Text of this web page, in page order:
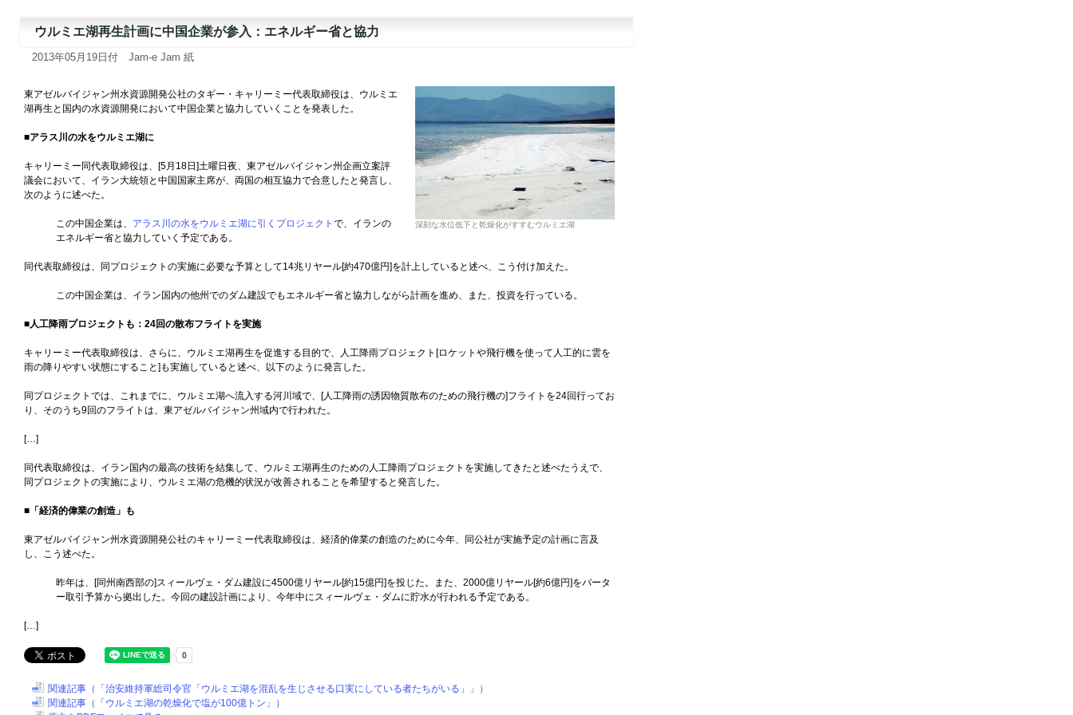
ウルミエ湖再生計画に中国企業が参入：エネルギー省と協力
2013年05月19日付 Jam-e Jam 紙
深刻な水位低下と乾燥化がすすむウルミエ湖
東アゼルバイジャン州水資源開発公社のタギー・キャリーミー代表取締役は、ウルミエ
湖再生と国内の水資源開発において中国企業と協力していくことを発表した。
■アラス川の水をウルミエ湖に
キャリーミー同代表取締役は、[5月18日]土曜日夜、東アゼルバイジャン州企画立案評
議会において、イラン大統領と中国国家主席が、両国の相互協力で合意したと発言し、
次のように述べた。
この中国企業は、 アラス川の水をウルミエ湖に引くプロジェクト で、イランの
エネルギー省と協力していく予定である。
同代表取締役は、同プロジェクトの実施に必要な予算として14兆リヤール[約470億円]を計上していると述べ、こう付け加えた。
この中国企業は、イラン国内の他州でのダム建設でもエネルギー省と協力しながら計画を進め、また、投資を行っている。
■人工降雨プロジェクトも：24回の散布フライトを実施
キャリーミー代表取締役は、さらに、ウルミエ湖再生を促進する目的で、人工降雨プロジェクト[ロケットや飛行機を使って人工的に雲を
雨の降りやすい状態にすること]も実施していると述べ、以下のように発言した。
同プロジェクトでは、これまでに、ウルミエ湖へ流入する河川域で、[人工降雨の誘因物質散布のための飛行機の]フライトを24回行ってお
り、そのうち9回のフライトは、東アゼルバイジャン州域内で行われた。
[…]
同代表取締役は、イラン国内の最高の技術を結集して、ウルミエ湖再生のための人工降雨プロジェクトを実施してきたと述べたうえで、
同プロジェクトの実施により、ウルミエ湖の危機的状況が改善されることを希望すると発言した。
■「経済的偉業の創造」も
東アゼルバイジャン州水資源開発公社のキャリーミー代表取締役は、経済的偉業の創造のために今年、同公社が実施予定の計画に言及
し、こう述べた。
昨年は、[同州南西部の]スィールヴェ・ダム建設に4500億リヤール[約15億円]を投じた。また、2000億リヤール[約6億円]をバータ
ー取引予算から拠出した。今回の建設計画により、今年中にスィールヴェ・ダムに貯水が行われる予定である。
[…]
関連記事（「治安維持軍総司令官「ウルミエ湖を混乱を生じさせる口実にしている者たちがいる」」）
関連記事（「ウルミエ湖の乾燥化で塩が100億トン」）